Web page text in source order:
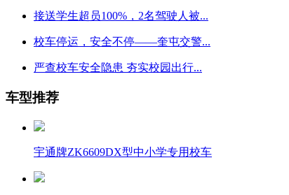
接送学生超员100%，2名驾驶人被...
校车停运，安全不停——奎屯交警...
严查校车安全隐患 夯实校园出行...
车型推荐
宇通牌ZK6609DX型中小学专用校车